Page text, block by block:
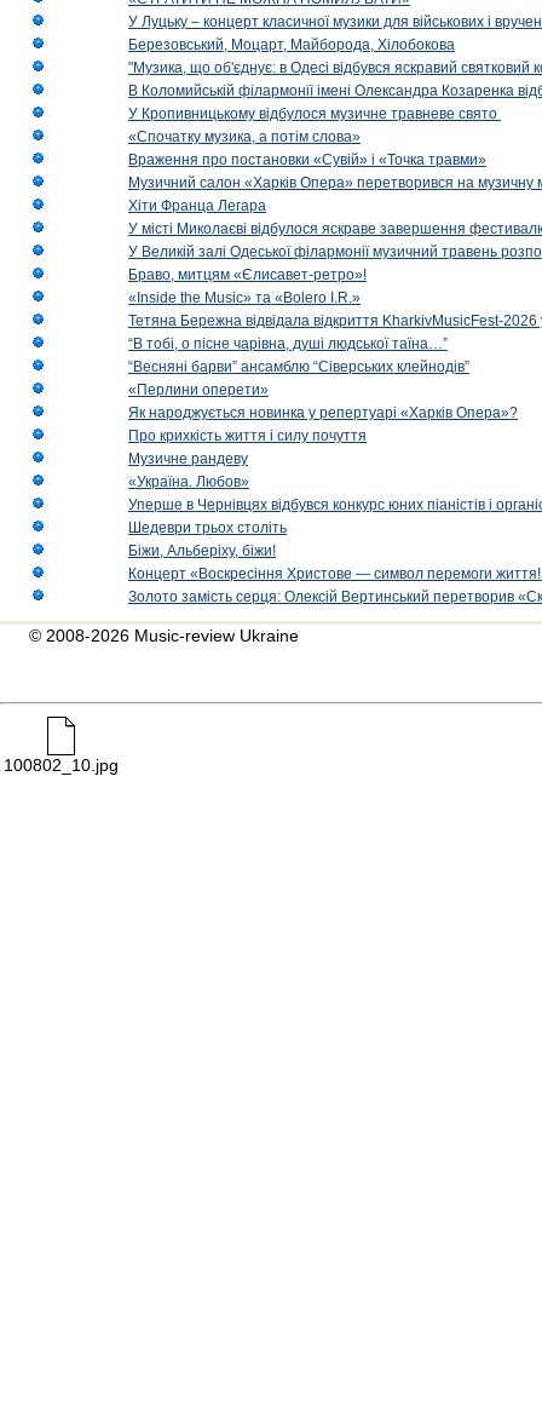
У Луцьку – концерт класичної музики для військових і
Березовський, Моцарт, Майборода, Хілобокова
"Музика, що об'єднує: в Одесі відбувся яскравий
В Коломийській філармонії імені Олександра Козаренка
У Кропивницькому відбулося музичне травневе свято
«Спочатку музика, а потім слова»
Враження про постановки «Сувій» і «Точка травми»
Музичний салон «Харків Опера» перетворився на музичну
Хіти Франца Легара
У місті Миколаєві відбулося яскраве завершення
У Великій залі Одеської філармонії музичний травень
Браво, митцям «Єлисавет-ретро»!
«Inside the Music» та «Bolero I.R.»
Тетяна Бережна відвідала відкриття KharkivMusicFest-2026
“В тобі, о пісне чарівна, душі людської таїна…”
“Весняні барви” ансамблю “Сіверських клейнодів”
«Перлини оперети»
Як народжується новинка у репертуарі «Харків Опера»?
Про крихкість життя і силу почуття
Музичне рандеву
«Україна. Любов»
Уперше в Чернівцях відбувся конкурс юних піаністів і
Шедеври трьох століть
Біжи, Альберіху, біжи!
Концерт «Воскресіння Христове — символ перемоги
Золото замість серця: Олексій Вертинський перетворив
© 2008-2026 Music-review Ukraine
100802_10.jpg